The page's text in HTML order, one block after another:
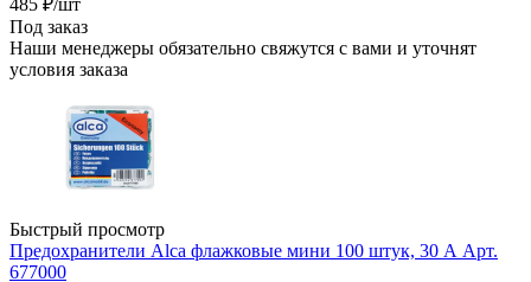
Под заказ
Наши менеджеры обязательно свяжутся с вами и уточнят
условия заказа
Быстрый просмотр
Предохранители Alca флажковые мини 100 штук, 30 А Арт.
677000